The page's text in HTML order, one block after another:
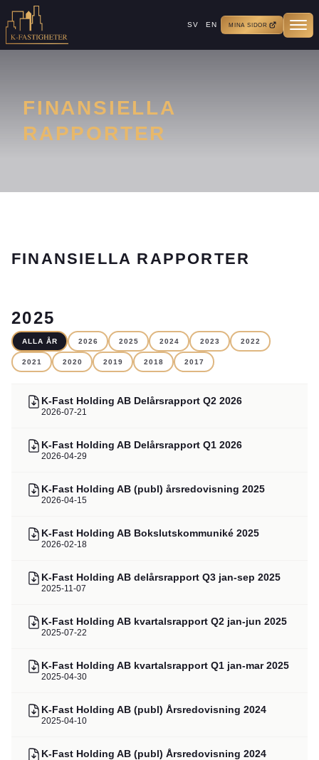
SV EN MINA SIDOR
FINANSIELLA
RAPPORTER
FINANSIELLA RAPPORTER
K-Fast Holding AB Delårsrapport Q2 2026
2026-07-21
K-Fast Holding AB Delårsrapport Q1 2026
2026-04-29
K-Fast Holding AB (publ) årsredovisning 2025
2026-04-15
K-Fast Holding AB Bokslutskommuniké 2025
2026-02-18
K-Fast Holding AB delårsrapport Q3 jan-sep 2025
2025-11-07
K-Fast Holding AB kvartalsrapport Q2 jan-jun 2025
2025-07-22
K-Fast Holding AB kvartalsrapport Q1 jan-mar 2025
2025-04-30
K-Fast Holding AB (publ) Årsredovisning 2024
2025-04-10
K-Fast Holding AB (publ) Årsredovisning 2024
2025
ALLA ÅR 2026 2025 2024 2023 2022
2021 2020 2019 2018 2017